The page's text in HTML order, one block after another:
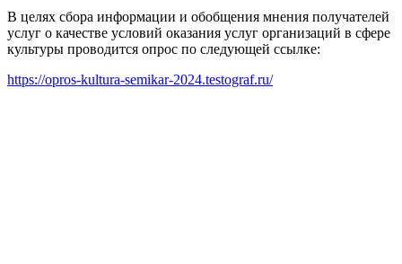
В целях сбора информации и обобщения мнения получателей
услуг о качестве условий оказания услуг организаций в сфере
культуры проводится опрос по следующей ссылке:
https://opros-kultura-semikar-2024.testograf.ru/